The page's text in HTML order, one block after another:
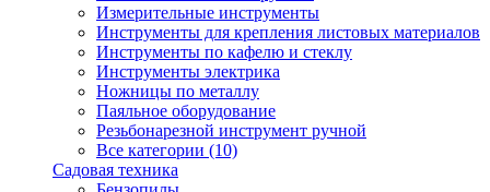
Измерительные инструменты
Инструменты для крепления листовых материалов
Инструменты по кафелю и стеклу
Инструменты электрика
Ножницы по металлу
Паяльное оборудование
Резьбонарезной инструмент ручной
Все категории (10)
Садовая техника